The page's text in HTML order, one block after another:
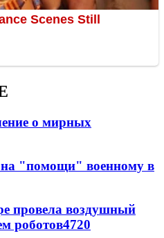
о мирных
"помощи" военному в
провела воздушный
роботов4720